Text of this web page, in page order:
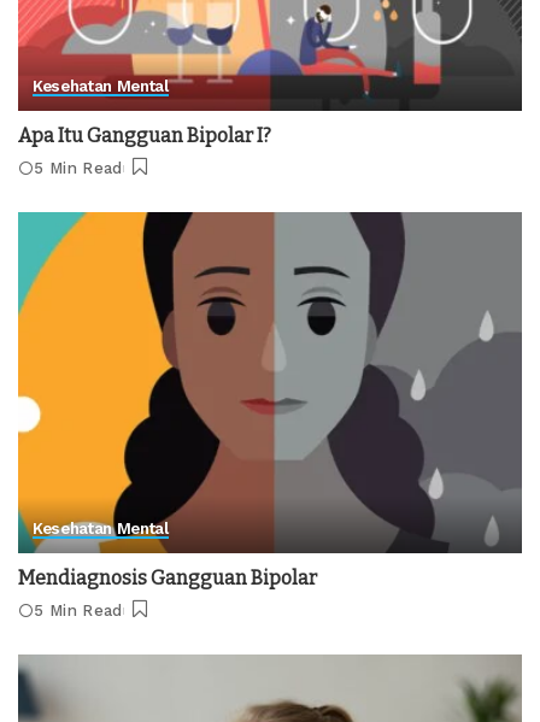
Kesehatan Mental
Apa Itu Gangguan Bipolar I?
5 Min Read
Kesehatan Mental
Mendiagnosis Gangguan Bipolar
5 Min Read